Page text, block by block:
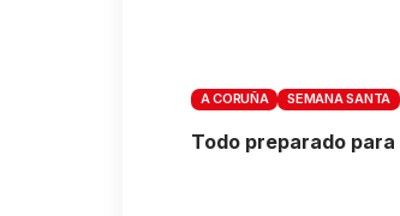
A CORUÑA SEMANA SANTA
Todo preparado para